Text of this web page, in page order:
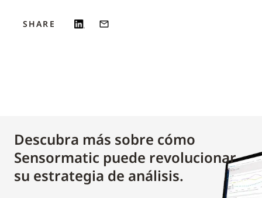
SHARE
Descubra más sobre cómo
Sensormatic puede revolucionar
su estrategia de análisis.